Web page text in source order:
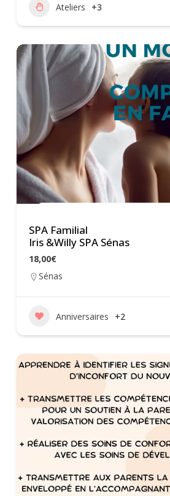
Ateliers +3
SPA Familial
Iris &Willy SPA Sénas
18,00€
Sénas
Anniversaires +2